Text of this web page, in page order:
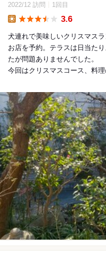
2022/12 訪問 1回目
3.6
犬連れで美味しいクリスマス
お店を予約。テラスは日当た
たが問題ありませんでした。
今回はクリスマスコース、料